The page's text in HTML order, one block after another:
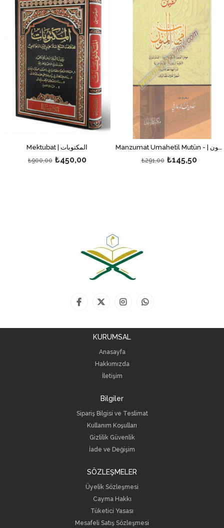
Mektubat | المكتوبات
₺450,00
₺900,00
%50İndirim
Manzumat Umahetil Mutün - | منظومات أمهات المتون
₺145,50
₺291,00
KURUMSAL
Anasayfa
Hakkımızda
İletişim
Bilgiler
Sipariş Bilgisi ve Teslimat
Kullanım Koşulları
Gizlilik Güvenlik
İade ve Değişim
SÖZLEŞMELER
Üyelik Sözleşmesi
Cayma Hakkı
Tüketici Yasası
Mesafeli Satış Sözleşmesi